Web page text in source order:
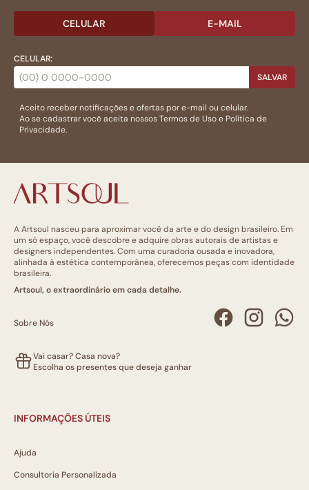
CELULAR E-MAIL
CELULAR:
SALVAR
Aceito receber notificações e ofertas por e-mail ou celular.
Ao se cadastrar você aceita nossosTermos de Usoe Politica de
Privacidade.
A Artsoul nasceu para aproximar você da arte e do design brasileiro. Em
um só espaço, você descobre e adquire obras autorais de artistas e
designers independentes. Com uma curadoria ousada e inovadora,
alinhada à estética contemporânea, oferecemos peças com identidade
brasileira.
Artsoul, o extraordinário em cada detalhe.
Sobre Nós
Vai casar? Casa nova?
Escolha os presentes que deseja ganhar
INFORMAÇÕES ÚTEIS
Ajuda
Consultoria Personalizada